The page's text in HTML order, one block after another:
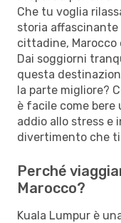
Che tu voglia
storia affascinante
cittadine, Marocco
Dai soggiorni
questa
la parte migliore?
è facile come bere
addio allo stress e
divertimento che
Perché
Marocco?
Kuala Lumpur è